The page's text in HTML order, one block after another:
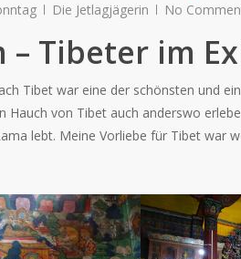
Die Jetlagjägerin No
– Tibeter im
Tibet war eine der schönsten und
Hauch von Tibet auch anderswo
lebt. Meine Vorliebe für Tibet war